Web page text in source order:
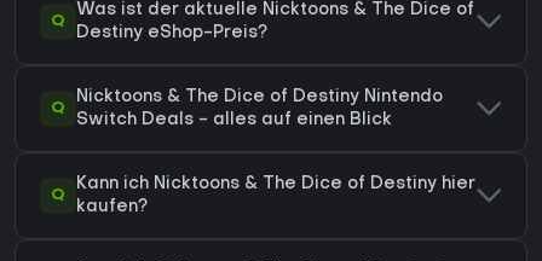
Q
Was ist der aktuelle Nicktoons & The Dice of
Destiny eShop-Preis?
Q
Nicktoons & The Dice of Destiny Nintendo
Switch Deals - alles auf einen Blick
Q
Kann ich Nicktoons & The Dice of Destiny hier
kaufen?